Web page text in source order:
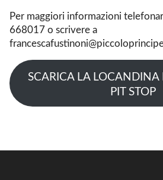
Per maggiori informazioni
668017 o scrivere a
SCARICA LA LOCANDINA
PIT STOP